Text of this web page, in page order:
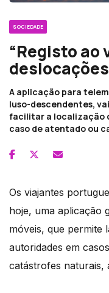
SOCIEDADE
“Registo
A aplicação para
luso-descendentes,
facilitar a localização
caso de atentado ou
Os viajantes
hoje, uma aplicação
móveis, que permite
autoridades em
catástrofes naturais,